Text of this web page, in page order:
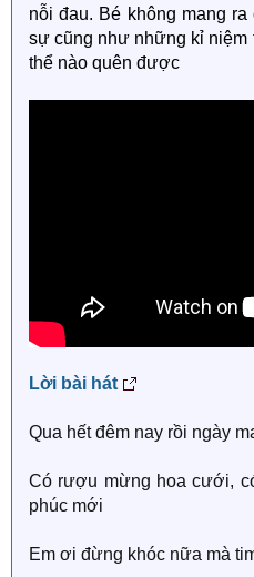
nỗi đau. Bé không mang
sự cũng như những kỉ niệm
thể nào quên được
Lời bài hát
Qua hết đêm nay rồi ngày
Có rượu mừng hoa cưới,
phúc mới
Em ơi đừng khóc nữa mà